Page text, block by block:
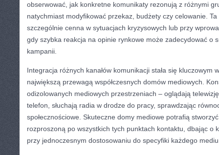
obserwować, jak konkretne komunikaty rezonują z różnymi
natychmiast modyfikować przekaz, budżety czy celowanie.
szczególnie cenna w sytuacjach kryzysowych lub przy
gdy szybka reakcja na opinie rynkowe może zadecydować o
kampanii.
Integracja różnych kanałów komunikacji stała się kluczowym
największą przewagą współczesnych domów mediowych.
odizolowanych mediowych przestrzeniach – oglądają
telefon, słuchają radia w drodze do pracy, sprawdzając
społecznościowe. Skuteczne domy mediowe potrafią
rozproszoną po wszystkich tych punktach kontaktu, dbając o
przy jednoczesnym dostosowaniu do specyfiki każdego